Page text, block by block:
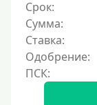
Срок:
Сумма:
Ставка:
Одобрение: